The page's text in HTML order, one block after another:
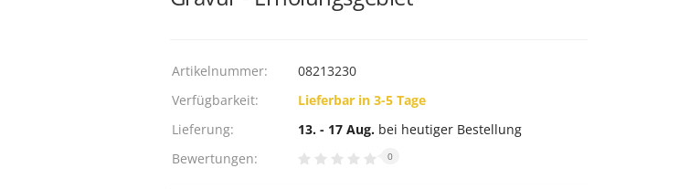
Artikelnummer:
08213230
Verfügbarkeit:
Lieferbar in 3-5 Tage
Lieferung:
13. - 17 Aug. bei heutiger Bestellung
Bewertungen:
0